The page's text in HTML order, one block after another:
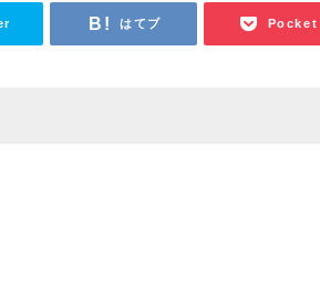
はてブ Pocket